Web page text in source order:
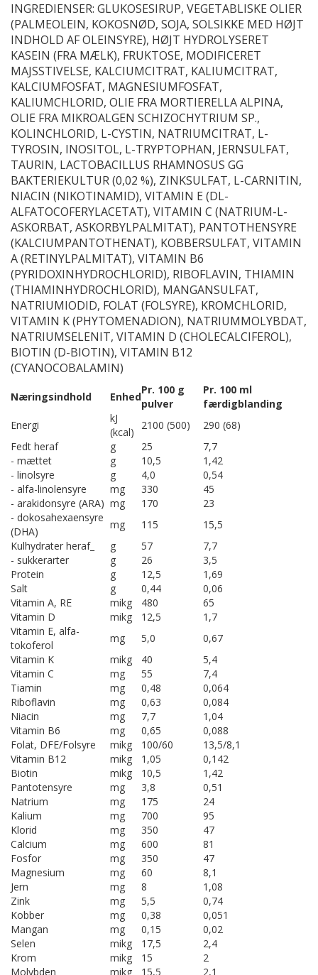
INGREDIENSER: GLUKOSESIRUP, VEGETABLISKE OLIER
(PALMEOLEIN, KOKOSNØD, SOJA, SOLSIKKE MED HØJT
INDHOLD AF OLEINSYRE), HØJT HYDROLYSERET
KASEIN (FRA MÆLK), FRUKTOSE, MODIFICERET
MAJSSTIVELSE, KALCIUMCITRAT, KALIUMCITRAT,
KALCIUMFOSFAT, MAGNESIUMFOSFAT,
KALIUMCHLORID, OLIE FRA MORTIERELLA ALPINA,
OLIE FRA MIKROALGEN SCHIZOCHYTRIUM SP.,
KOLINCHLORID, L-CYSTIN, NATRIUMCITRAT, L-
TYROSIN, INOSITOL, L-TRYPTOPHAN, JERNSULFAT,
TAURIN, LACTOBACILLUS RHAMNOSUS GG
BAKTERIEKULTUR (0,02 %), ZINKSULFAT, L-CARNITIN,
NIACIN (NIKOTINAMID), VITAMIN E (DL-
ALFATOCOFERYLACETAT), VITAMIN C (NATRIUM-L-
ASKORBAT, ASKORBYLPALMITAT), PANTOTHENSYRE
(KALCIUMPANTOTHENAT), KOBBERSULFAT, VITAMIN
A (RETINYLPALMITAT), VITAMIN B6
(PYRIDOXINHYDROCHLORID), RIBOFLAVIN, THIAMIN
(THIAMINHYDROCHLORID), MANGANSULFAT,
NATRIUMIODID, FOLAT (FOLSYRE), KROMCHLORID,
VITAMIN K (PHYTOMENADION), NATRIUMMOLYBDAT,
NATRIUMSELENIT, VITAMIN D (CHOLECALCIFEROL),
BIOTIN (D-BIOTIN), VITAMIN B12
(CYANOCOBALAMIN)
Næringsindhold Enhed
Pr. 100 g
pulver
Pr. 100 ml
færdigblanding
Energi
kJ
(kcal)
2100 (500)
290 (68)
Fedt heraf
g 25
7,7
- mættet
g 10,5
1,42
- linolsyre
g 4,0
0,54
- alfa-linolensyre
mg 330
45
- arakidonsyre (ARA) mg 170
23
- dokosahexaensyre
(DHA)
mg 115
15,5
Kulhydrater heraf_
g 57
7,7
- sukkerarter
g 26
3,5
Protein
g 12,5
1,69
Salt
g 0,44
0,06
Vitamin A, RE
mikg 480
65
Vitamin D
mikg 12,5
1,7
Vitamin E, alfa-
tokoferol
mg 5,0
0,67
Vitamin K
mikg 40
5,4
Vitamin C
mg 55
7,4
Tiamin
mg 0,48
0,064
Riboflavin
mg 0,63
0,084
Niacin
mg 7,7
1,04
Vitamin B6
mg 0,65
0,088
Folat, DFE/Folsyre
mikg 100/60
13,5/8,1
Vitamin B12
mikg 1,05
0,142
Biotin
mikg 10,5
1,42
Pantotensyre
mg 3,8
0,51
Natrium
mg 175
24
Kalium
mg 700
95
Klorid
mg 350
47
Calcium
mg 600
81
Fosfor
mg 350
47
Magnesium
mg 60
8,1
Jern
mg 8
1,08
Zink
mg 5,5
0,74
Kobber
mg 0,38
0,051
Mangan
mg 0,15
0,02
Selen
mikg 17,5
2,4
Krom
mikg 15
2
Molybden
mikg 15,5 2,1